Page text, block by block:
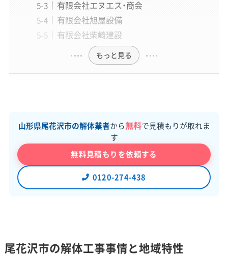
有限会社エヌエス・商会
有限会社旭屋設備
有限会社柴崎建設
もっと見る
山形県尾花沢市の解体業者から無料で見積もりが取れま
す
無料見積もりを依頼する
0120-274-438
尾花沢市の解体工事事情と地域特性